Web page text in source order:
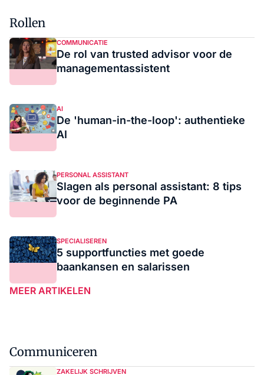
Rollen
COMMUNICATIE
De rol van trusted advisor voor de
managementassistent
AI
De 'human-in-the-loop': authentieke
AI
PERSONAL ASSISTANT
Slagen als personal assistant: 8 tips
voor de beginnende PA
SPECIALISEREN
5 supportfuncties met goede
baankansen en salarissen
MEER ARTIKELEN
Communiceren
ZAKELIJK SCHRIJVEN